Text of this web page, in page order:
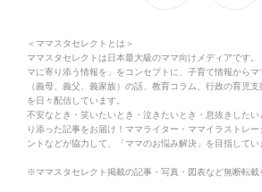
＜ママスタセレクトとは＞
ママスタセレクトは日本最大級のママ向けメディアです
マに寄り添う情報を」をコンセプトに、子育て情報から
（義母、義父、義家族）の話、教育コラム、行政の育児
を日々配信しています。
不安なとき・笑いたいとき・泣きたいとき・息抜きした
り添った記事をお届け！ママライター・ママイラストレ
ントなどが協力して、「ママのお悩み解決」を目指してい
※ママスタセレクト掲載の記事・写真・図表など無断転載